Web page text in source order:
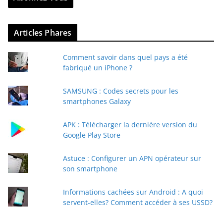
z
v
r
e
e
-
a
Articles Phares
Comment savoir dans quel pays a été
fabriqué un iPhone ?
SAMSUNG : Codes secrets pour les
smartphones Galaxy
APK : Télécharger la dernière version du
Google Play Store
Astuce : Configurer un APN opérateur sur
son smartphone
Informations cachées sur Android : A quoi
servent-elles? Comment accéder à ses USSD?